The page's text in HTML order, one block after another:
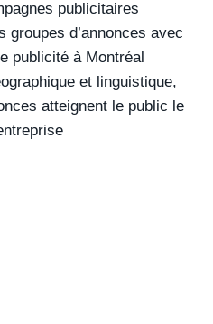
publicitaires
d’annonces avec
publicité à Montréal
et linguistique,
atteignent le public le